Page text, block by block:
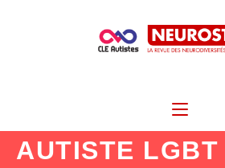
AUTISTE LGBT